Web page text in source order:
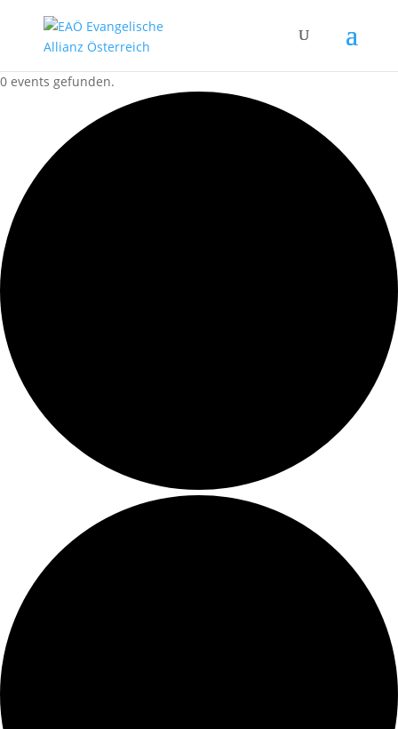
0 events gefunden.